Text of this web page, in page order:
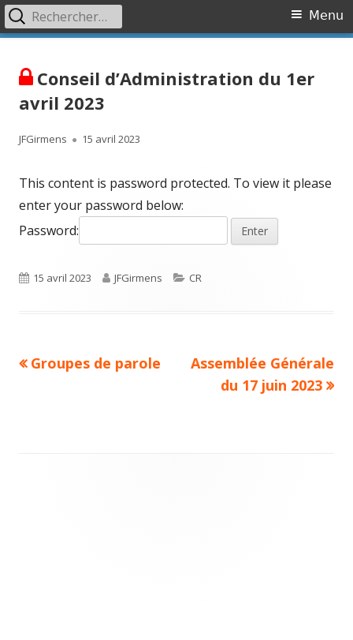
Primary
Menu
Rechercher :
Conseil d’Administration du 1er
avril 2023
Author
JFGirmens
Published
15 avril 2023
This content is password protected. To view it please
enter your password below:
Password:
Published
15 avril 2023 Author
JFGirmens Categories
CR
Navigation
Previous
Groupes de parole
Next
article:
Assemblée Générale
du 17 juin 2023